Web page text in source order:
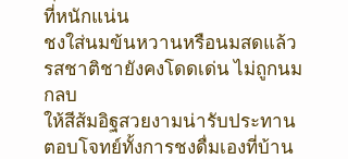
ที่หนักแน่น
ชงใส่นมข้นหวานหรือนมสดแล้ว
รสชาติชายังคงโดดเด่น ไม่ถูกนม
กลบ
ให้สีส้มอิฐสวยงามน่ารับประทาน
ตอบโจทย์ทั้งการชงดื่มเองที่บ้าน